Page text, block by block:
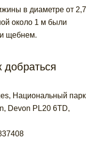
в диаметре от 2,7
около 1 м были
щебнем.
добраться
Национальный парк
Devon PL20 6TD,